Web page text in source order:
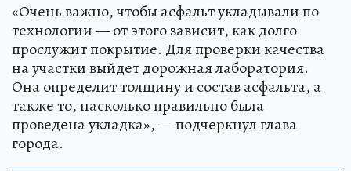
«Очень важно, чтобы асфальт укладывали по
технологии — от этого зависит, как долго
прослужит покрытие. Для проверки качества
на участки выйдет дорожная лаборатория.
Она определит толщину и состав асфальта, а
также то, насколько правильно была
проведена укладка», — подчеркнул глава
города.